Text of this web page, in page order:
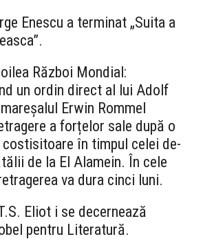
Enescu a terminat „Suita a
Război Mondial:
un ordin direct al lui Adolf
Erwin Rommel
a forțelor sale după o
în timpul celei de-
de la El Alamein. În cele
va dura cinci luni.
Eliot i se decernează
pentru Literatură.